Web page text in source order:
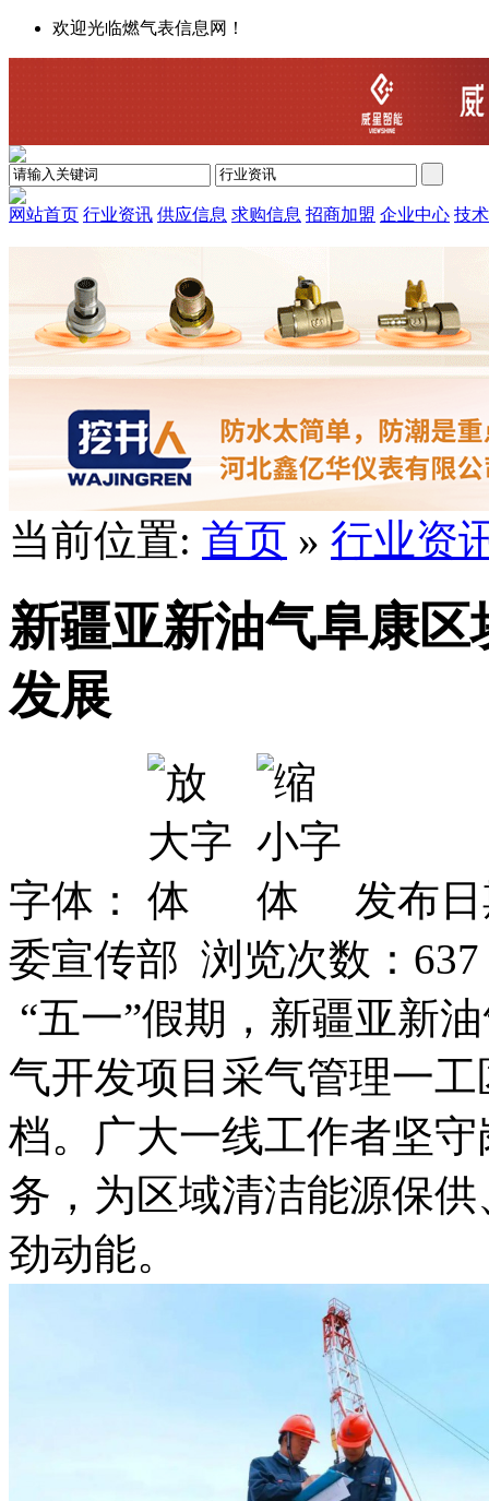
欢迎光临燃气表信息网！
网站首页 行业资讯 供应信息 求购信息 招商加盟 企业中心 技
当前位置: 首页 » 行业资
新疆亚新油气阜康
发展
字体：
发布
委宣传部 浏览次数： 637
“五一”假期，新疆亚新
气开发项目采气管理一
档。广大一线工作者坚
务，为区域清洁能源保
劲动能。